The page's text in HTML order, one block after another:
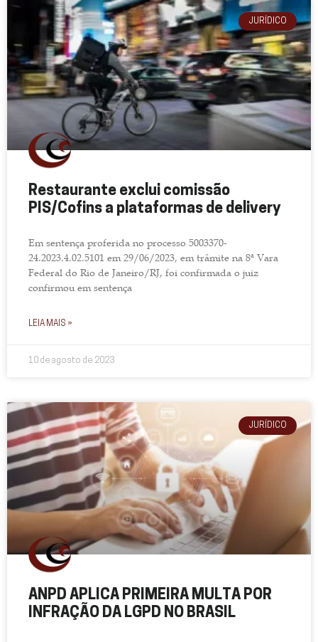
JURÍDICO
Restaurante exclui comissão
PIS/Cofins a plataformas de delivery
Em sentença proferida no processo 5003370-
24.2023.4.02.5101 em 29/06/2023, em trâmite na 8ª Vara
Federal do Rio de Janeiro/RJ, foi confirmada o juiz
confirmou em sentença
LEIA MAIS »
10 de agosto de 2023
JURÍDICO
ANPD APLICA PRIMEIRA MULTA POR
INFRAÇÃO DA LGPD NO BRASIL